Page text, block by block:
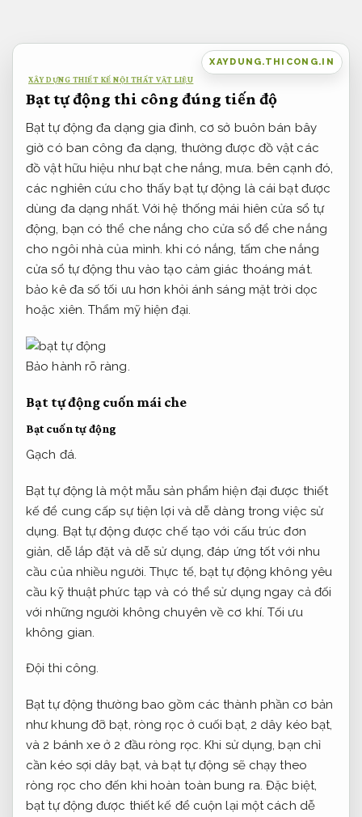
nội
XAYDUNG.THICONG.IN
XÂY DỰNG THIẾT KẾ NỘI THẤT VẬT LIỆU
Bạt tự động thi công đúng tiến độ
Bạt tự động đa dạng gia đình, cơ sở buôn bán bây
giờ có ban công đa dạng, thường được đồ vật các
đồ vật hữu hiệu như bạt che nắng, mưa. bên cạnh đó,
các nghiên cứu cho thấy bạt tự động là cái bạt được
dùng đa dạng nhất. Với hệ thống mái hiên cửa sổ tự
động, bạn có thể che nắng cho cửa sổ để che nắng
cho ngôi nhà của mình. khi có nắng, tấm che nắng
cửa sổ tự động thu vào tạo cảm giác thoáng mát.
bảo kê đa số tối ưu hơn khỏi ánh sáng mặt trời dọc
hoặc xiên.Thẩm mỹ hiện đại.
Bảo hành rõ ràng.
Bạt tự động cuốn mái che
Bạt cuốn tự động
Gạch đá.
Bạt tự động là một mẫu sản phẩm hiện đại được thiết
kế để cung cấp sự tiện lợi và dễ dàng trong việc sử
dụng. Bạt tự động được chế tạo với cấu trúc đơn
giản, dễ lắp đặt và dễ sử dụng, đáp ứng tốt với nhu
cầu của nhiều người. Thực tế, bạt tự động không yêu
cầu kỹ thuật phức tạp và có thể sử dụng ngay cả đối
với những người không chuyên về cơ khí. Tối ưu
không gian.
Đội thi công.
Bạt tự động thường bao gồm các thành phần cơ bản
như khung đỡ bạt, ròng rọc ở cuối bạt, 2 dây kéo bạt,
và 2 bánh xe ở 2 đầu ròng rọc. Khi sử dụng, bạn chỉ
cần kéo sợi dây bạt, và bạt tự động sẽ chạy theo
ròng rọc cho đến khi hoàn toàn bung ra. Đặc biệt,
bạt tự động được thiết kế để cuộn lại một cách dễ